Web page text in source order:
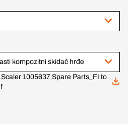
kompozitni skidač hrđe
1005637 Spare Parts_FI to